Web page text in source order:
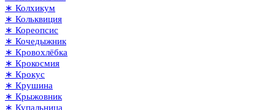
∗ Колхикум
∗ Кольквиция
∗ Кореопсис
∗ Кочедыжник
∗ Кровохлёбка
∗ Крокосмия
∗ Крокус
∗ Крушина
∗ Крыжовник
∗ Купальница